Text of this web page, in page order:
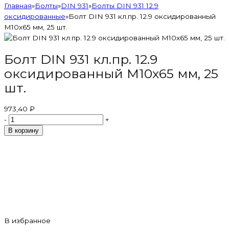
Главная»Болты»DIN 931»Болты DIN 931 12.9
оксидированные»Болт DIN 931 кл.пр. 12.9 оксидированный
M10х65 мм, 25 шт.
Болт DIN 931 кл.пр. 12.9
оксидированный M10х65 мм, 25
шт.
973,40 ₽
-
+
В корзину
В избранное